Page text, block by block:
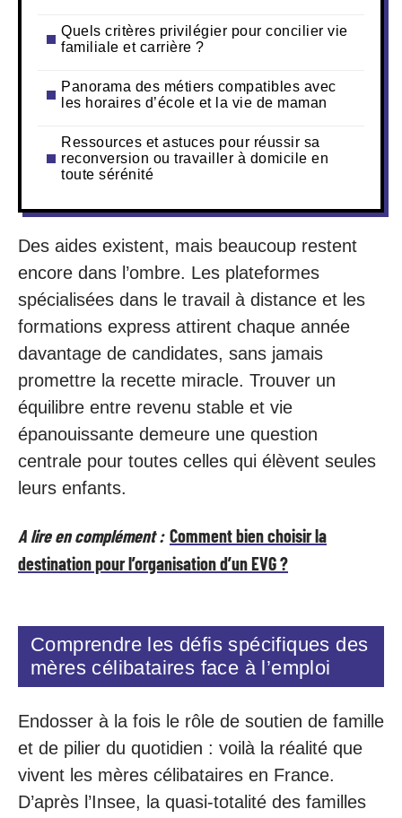
Quels critères privilégier pour concilier vie
familiale et carrière ?
Panorama des métiers compatibles avec
les horaires d’école et la vie de maman
Ressources et astuces pour réussir sa
reconversion ou travailler à domicile en
toute sérénité
Des aides existent, mais beaucoup restent
encore dans l’ombre. Les plateformes
spécialisées dans le travail à distance et les
formations express attirent chaque année
davantage de candidates, sans jamais
promettre la recette miracle. Trouver un
équilibre entre revenu stable et vie
épanouissante demeure une question
centrale pour toutes celles qui élèvent seules
leurs enfants.
A lire en complément : Comment bien choisir la
destination pour l’organisation d’un EVG ?
Comprendre les défis spécifiques des
mères célibataires face à l’emploi
Endosser à la fois le rôle de soutien de famille
et de pilier du quotidien : voilà la réalité que
vivent les mères célibataires en France.
D’après l’Insee, la quasi-totalité des familles